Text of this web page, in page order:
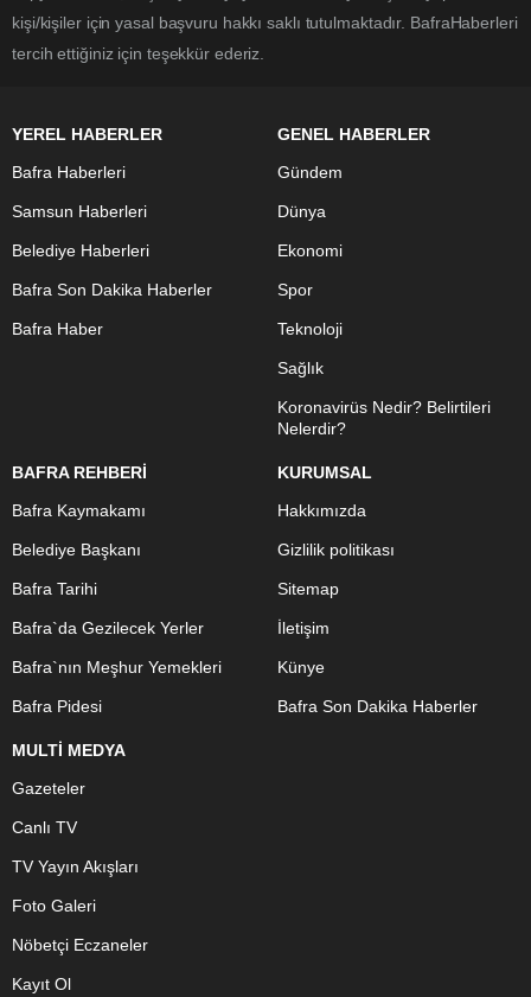
kişi/kişiler için yasal başvuru hakkı saklı tutulmaktadır. BafraHaberleri
tercih ettiğiniz için teşekkür ederiz.
YEREL HABERLER
Bafra Haberleri
Samsun Haberleri
Belediye Haberleri
Bafra Son Dakika Haberler
Bafra Haber
GENEL HABERLER
Gündem
Dünya
Ekonomi
Spor
Teknoloji
Sağlık
Koronavirüs Nedir? Belirtileri
Nelerdir?
BAFRA REHBERİ
Bafra Kaymakamı
Belediye Başkanı
Bafra Tarihi
Bafra`da Gezilecek Yerler
Bafra`nın Meşhur Yemekleri
Bafra Pidesi
KURUMSAL
Hakkımızda
Gizlilik politikası
Sitemap
İletişim
Künye
Bafra Son Dakika Haberler
MULTİ MEDYA
Gazeteler
Canlı TV
TV Yayın Akışları
Foto Galeri
Nöbetçi Eczaneler
Kayıt Ol